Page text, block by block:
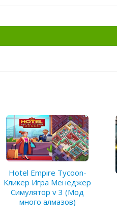
Hotel Empire Tycoon-
Кликер Игра Менеджер
Симулятор v 3 (Мод
много алмазов)